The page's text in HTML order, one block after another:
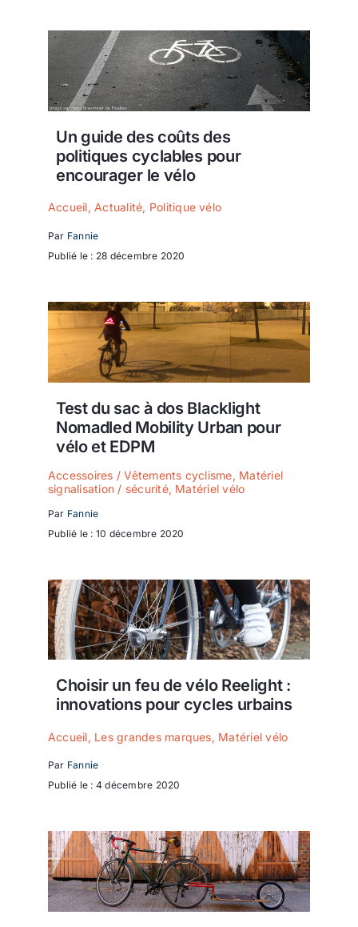
Ecologie
Un guide des coûts des
politiques cyclables pour
encourager le vélo
Accueil, Actualité, Politique vélo
Par Fannie
Publié le : 28 décembre 2020
Test du sac à dos Blacklight
Nomadled Mobility Urban pour
vélo et EDPM
Accessoires / Vêtements cyclisme, Matériel
signalisation / sécurité, Matériel vélo
Par Fannie
Publié le : 10 décembre 2020
Choisir un feu de vélo Reelight :
innovations pour cycles urbains
Accueil, Les grandes marques, Matériel vélo
Par Fannie
Publié le : 4 décembre 2020